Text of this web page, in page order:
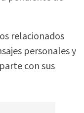
relacionados
personales y
con sus